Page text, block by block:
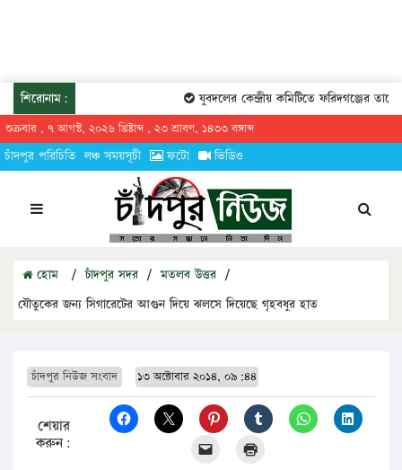
শিরোনাম: যুবদলের কেন্দ্রীয় কমিটিতে ফরিদগঞ্জের তারেকুর
শুক্রবার , ৭ আগস্ট, ২০২৬ খ্রিষ্টাব্দ , ২৩ শ্রাবণ, ১৪৩৩ বঙ্গাব্দ
চাঁদপুর পরিচিতি লঞ্চ সময়সূচী ফটো ভিডিও
হোম / চাঁদপুর সদর / মতলব উত্তর /
যৌতুকের জন্য সিগারেটের আগুন দিয়ে ঝলসে দিয়েছে গৃহবধুর হাত
চাঁদপুর নিউজ সংবাদ ১৩ অক্টোবার ২০১৪, ০৯:৪৪
শেয়ার
করুন: